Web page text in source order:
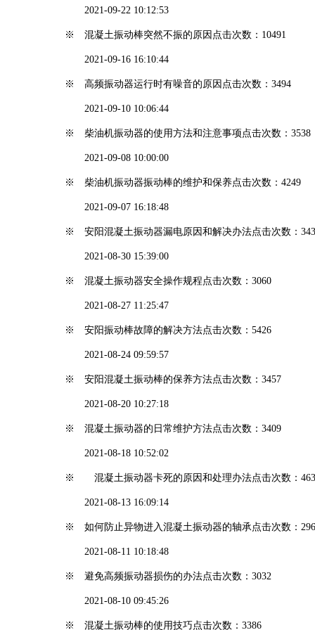
2021-09-22 10:12:53
※ 混凝土振动棒突然不振的原因 点击次数：10491
2021-09-16 16:10:44
※ 高频振动器运行时有噪音的原因 点击次数：3494
2021-09-10 10:06:44
※ 柴油机振动器的使用方法和注意事项点击次数：3538
2021-09-08 10:00:00
※ 柴油机振动器振动棒的维护和保养点击次数：4249
2021-09-07 16:18:48
※ 安阳混凝土振动器漏电原因和解决办法点击次数：
2021-08-30 15:39:00
※ 混凝土振动器安全操作规程点击次数：3060
2021-08-27 11:25:47
※ 安阳振动棒故障的解决方法点击次数：5426
2021-08-24 09:59:57
※ 安阳混凝土振动棒的保养方法点击次数：3457
2021-08-20 10:27:18
※ 混凝土振动器的日常维护方法点击次数：3409
2021-08-18 10:52:02
※ 混凝土振动器卡死的原因和处理办法点击次数：
2021-08-13 16:09:14
※ 如何防止异物进入混凝土振动器的轴承点击次数：
2021-08-11 10:18:48
※ 避免高频振动器损伤的办法点击次数：3032
2021-08-10 09:45:26
※ 混凝土振动棒的使用技巧点击次数：3386